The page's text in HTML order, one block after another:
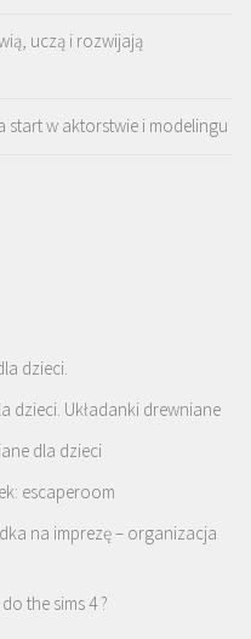
uczą i rozwijają
start w aktorstwie i modelingu
dzieci.
dzieci. Układanki drewniane
dla dzieci
escaperoom
na imprezę – organizacja
the sims 4 ?